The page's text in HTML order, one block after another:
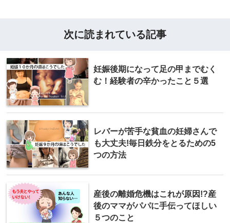
次に読まれている記事
妊娠後期になって足の甲までむく
む！経験者の辛かったこと５選
レバーが苦手な貧血の妊婦さんで
も大丈夫!毎日鉄分をとるための5
つの方法
産後の離婚危機はこれが原因!?産
後のママがパパに手伝ってほしい
５つのこと